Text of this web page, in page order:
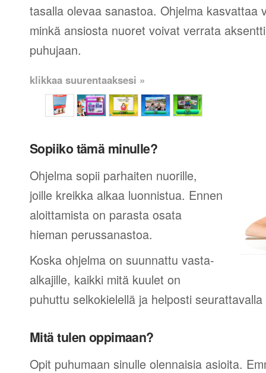
tasalla olevaa sanastoa. Ohjelma kasvattaa
minkä ansiosta nuoret voivat verrata
puhujaan.
klikkaa suurentaaksesi »
Sopiiko tämä minulle?
Ohjelma sopii parhaiten nuorille,
joille kreikka alkaa luonnistua. Ennen
aloittamista on parasta osata
hieman perussanastoa.
Koska ohjelma on suunnattu vasta-
alkajille, kaikki mitä kuulet on
puhuttu selkokielellä ja helposti
Mitä tulen oppimaan?
Opit puhumaan sinulle olennaisia asioita.